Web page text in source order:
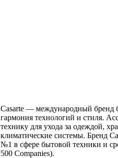
Casarte — международный бренд
гармония технологий и стиля.
технику для ухода за одеждой,
климатические системы. Бренд
№1 в сфере бытовой техники и
500 Companies).